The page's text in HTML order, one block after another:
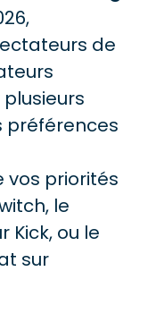
de
préférences
vos priorités
le
Kick, ou le
sur